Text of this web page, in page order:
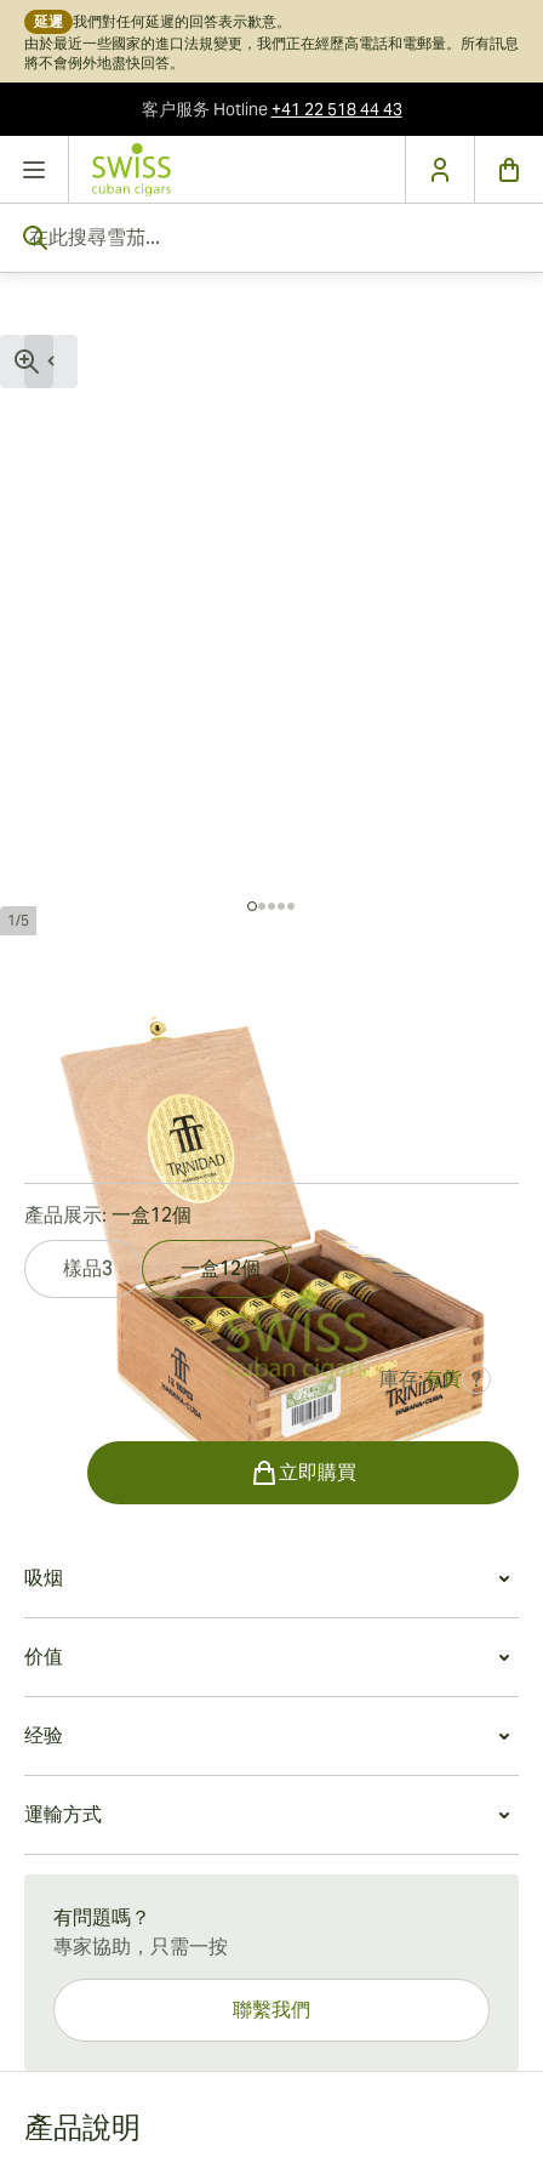
延遲 我們對任何延遲的回答表示歉意。
由於最近一些國家的進口法規變更，我們正在經歷高電話和電郵量。所有訊息
將不會例外地盡快回答。
客户服务 Hotline+41 22 518 44 43
1/5
2016
環規:56 長度:125 mm / 4.9 英寸
0點評
HK$4,498.66 曾是 HK$6,426.66
庫存:有貨 ?
產品展示:一盒12個
樣品3 一盒12個
立即購買
吸烟
冷拉展現出堅果、鹹巧克力和皮革的濃鬱味道。這款製作
精美的雪茄以黃油餅乾和蔗糖的酥脆口感為開端，唇上還
在前三分之一的時間裡，嘴裡只產生了少量的煙霧，但天
鵝絨般的雲從末端傾瀉而出。烤皮塔餅和燒焦的漿果帶您
進入中間三分之
价值
上衣的有限性使其成為禮物或收藏品的絕佳選擇。與大多
數千里達一樣，Topes 在雪茄盒中會變得更好，成熟至完
美，並準備好在特殊場合爆發。
经验
千里達立尼達佛塔的吸菸時間只有兩個多小時，需要吸菸
者全神貫注。濃鬱而新鮮的味道與堅果雪松和淡淡的水果
運輸方式
有問題嗎？
專家協助，只需一按
聯繫我們
產品說明